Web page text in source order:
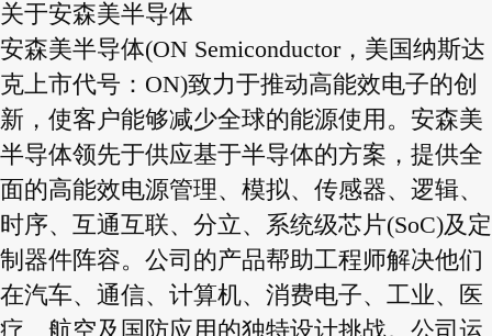
关于安森美半导体
安森美半导体(ON Semiconductor，美国纳斯达
克上市代号：ON)致力于推动高能效电子的创
新，使客户能够减少全球的能源使用。安森美
半导体领先于供应基于半导体的方案，提供全
面的高能效电源管理、模拟、传感器、逻辑、
时序、互通互联、分立、系统级芯片(SoC)及定
制器件阵容。公司的产品帮助工程师解决他们
在汽车、通信、计算机、消费电子、工业、医
疗、航空及国防应用的独特设计挑战。公司运